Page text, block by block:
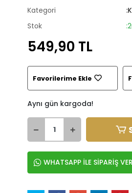
Kategori
Stok
549,90 TL
Favorilerime Ekle
Aynı gün kargoda!
WHATSAPP İLE SİPARİŞ VER